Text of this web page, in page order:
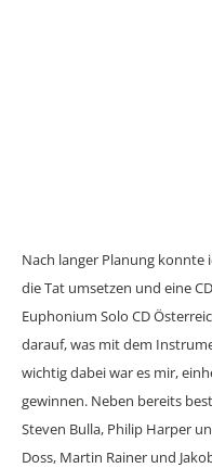
Nach langer Planung konnte
die Tat umsetzen und eine
Euphonium Solo CD
darauf, was mit dem
wichtig dabei war es mir,
gewinnen. Neben bereits
Steven Bulla, Philip Harper
Doss, Martin Rainer und